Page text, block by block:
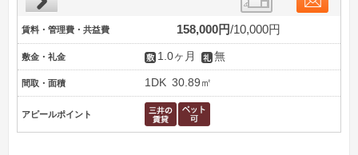
賃料・管理費・共益費 158,000円 10,000円
敷金・礼金 1.0ヶ月 無
間取・面積 1DK 30.89㎡
アピールポイント